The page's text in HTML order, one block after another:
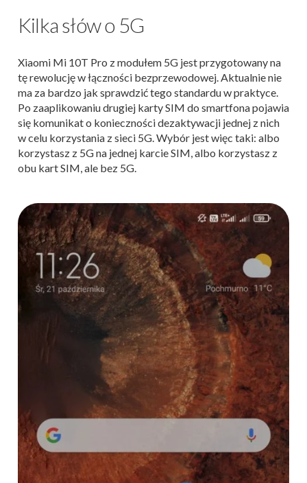
Kilka słów o 5G
Xiaomi Mi 10T Pro z modułem 5G jest przygotowany na
tę rewolucję w łączności bezprzewodowej. Aktualnie nie
ma za bardzo jak sprawdzić tego standardu w praktyce.
Po zaaplikowaniu drugiej karty SIM do smartfona pojawia
się komunikat o konieczności dezaktywacji jednej z nich
w celu korzystania z sieci 5G. Wybór jest więc taki: albo
korzystasz z 5G na jednej karcie SIM, albo korzystasz z
obu kart SIM, ale bez 5G.